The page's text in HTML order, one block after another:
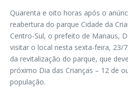
Quarenta e oito horas após o
reabertura do parque Cidade da
Centro-Sul, o prefeito de Manaus,
visitar o local nesta sexta-feira, 23/
da revitalização do parque, que
próximo Dia das Crianças – 12 de
população.